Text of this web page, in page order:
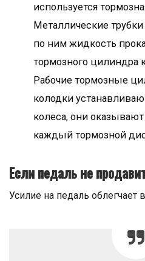
используется
Металлические
по ним жидкость
тормозного цилиндра
Рабочие тормозные
колодки
колеса, они
каждый тормозной
Если педаль не
Усилие на педаль облегчает